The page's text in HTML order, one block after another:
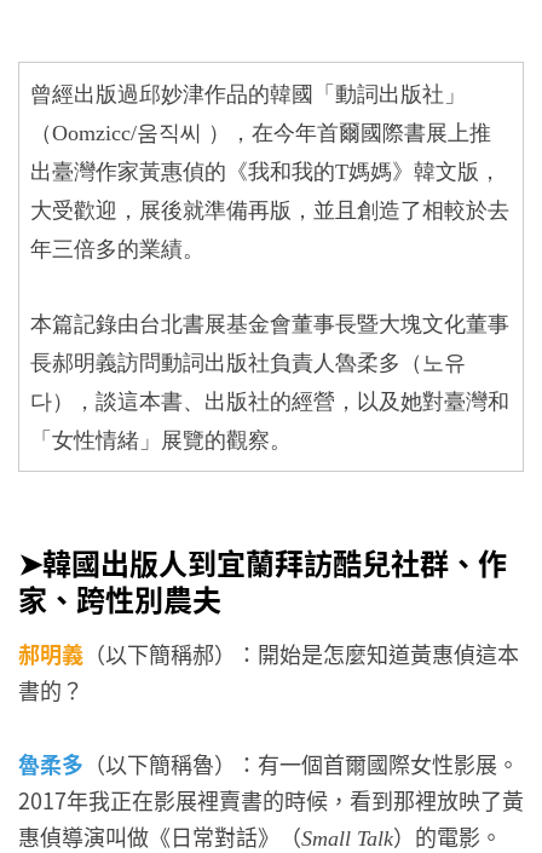
曾經出版過邱妙津作品的韓國「動詞出版社」
（Oomzicc/움직씨 ），在今年首爾國際書展上推
出臺灣作家黃惠偵的《我和我的T媽媽》韓文版，
大受歡迎，展後就準備再版，並且創造了相較於去
年三倍多的業績。
本篇記錄由台北書展基金會董事長暨大塊文化董事
長郝明義訪問動詞出版社負責人魯柔多（노유
다），談這本書、出版社的經營，以及她對臺灣和
「女性情緒」展覽的觀察。
➤韓國出版人到宜蘭拜訪酷兒社群、作
家、跨性別農夫
郝明義 （以下簡稱郝）：開始是怎麼知道黃惠偵這本
書的？
魯柔多 （以下簡稱魯）：有一個首爾國際女性影展。
2017年我正在影展裡賣書的時候，看到那裡放映了黃
惠偵導演叫做《日常對話》（Small Talk）的電影。